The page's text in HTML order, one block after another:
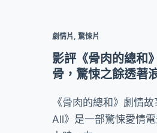
劇情片 , 驚悚片
影評《骨肉的總和
骨，驚悚之餘透著
《骨肉的總和》劇情
All》是一部驚悚愛情